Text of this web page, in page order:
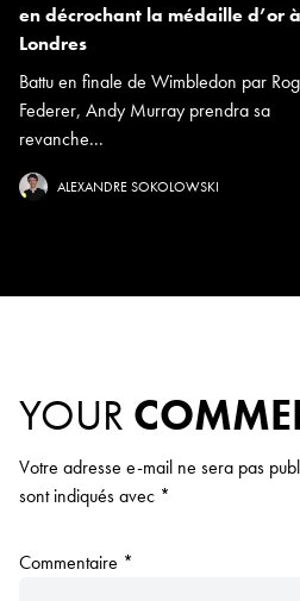
en décrochant la médaille d’or à
Londres
Battu en finale de Wimbledon par
Federer, Andy Murray prendra sa
revanche...
ALEXANDRE SOKOLOWSKI
YOUR
Votre adresse e-mail ne sera pas
sont indiqués avec *
Commentaire *